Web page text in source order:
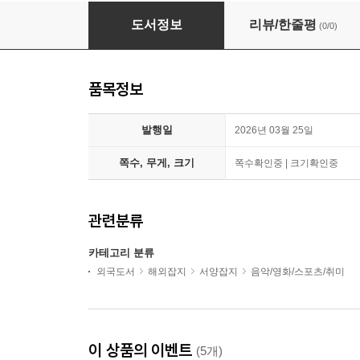
Gramophone Presents the Great Pianists
도서정보 리뷰/한줄평 (0/0)
품목정보
발행일 2026년 03월 25일
쪽수, 무게, 크기 쪽수확인중 | 크기확인중
관련분류
카테고리 분류
외국도서 해외잡지 서양잡지 음악/영화/스포츠/취미
이 상품의 이벤트 (5개)